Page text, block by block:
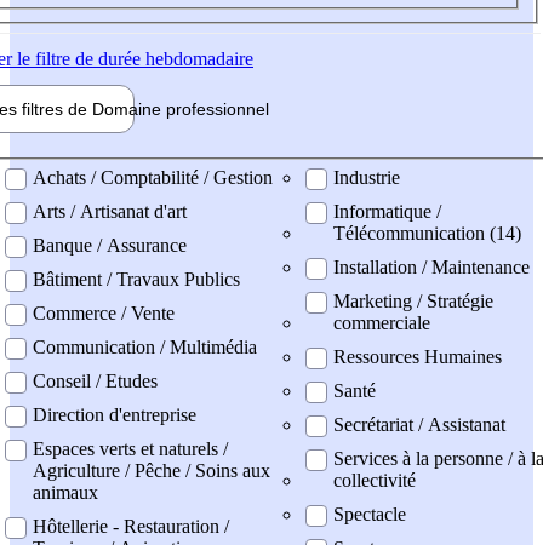
le filtre de durée hebdomadaire
filtres de Domaine professionnel
professionel
Achats / Comptabilité / Gestion
Arts / Artisanat d'art
Banque / Assurance
Bâtiment / Travaux Publics
Commerce / Vente
Communication / Multimédia
Conseil / Etudes
Direction d'entreprise
Espaces verts et naturels /
Agriculture / Pêche / Soins aux
animaux
Hôtellerie - Restauration /
Industrie
Informatique /
Télécommunication (14)
Installation / Maintenance
Marketing / Stratégie
commerciale
Ressources Humaines
Santé
Secrétariat / Assistanat
Services à la personne / à la
collectivité
Spectacle